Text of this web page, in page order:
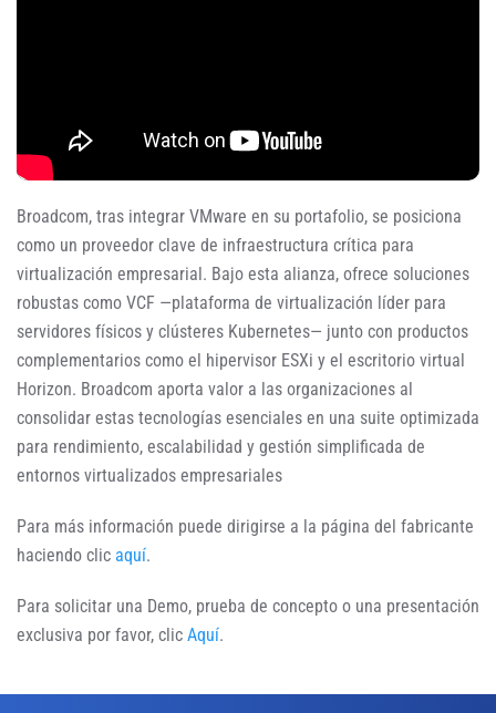
Broadcom, tras integrar VMware en su portafolio, se posiciona
como un proveedor clave de infraestructura crítica para
virtualización empresarial. Bajo esta alianza, ofrece soluciones
robustas como VCF —plataforma de virtualización líder para
servidores físicos y clústeres Kubernetes— junto con productos
complementarios como el hipervisor ESXi y el escritorio virtual
Horizon. Broadcom aporta valor a las organizaciones al
consolidar estas tecnologías esenciales en una suite optimizada
para rendimiento, escalabilidad y gestión simplificada de
entornos virtualizados empresariales
Para más información puede dirigirse a la página del fabricante
haciendo clic aquí.
Para solicitar una Demo, prueba de concepto o una presentación
exclusiva por favor, clic Aquí.